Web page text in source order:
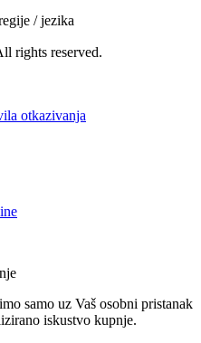
/ jezika
rights reserved.
otkazivanja
samo uz Vaš osobni pristanak
iskustvo kupnje.